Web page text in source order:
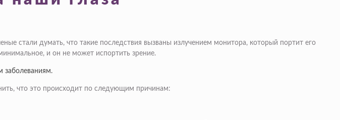
стали думать, что такие последствия вызваны излучением монитора, который портит его
и он не может испортить зрение.
заболеваниям.
что это происходит по следующим причинам: